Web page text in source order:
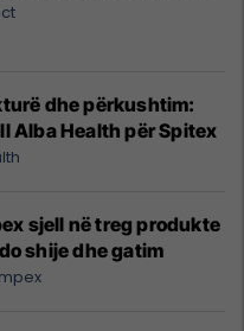
dhe përkushtim:
Alba Health për Spitex
sjell në treg produkte
shije dhe gatim